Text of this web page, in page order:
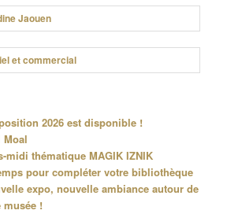
2026 est disponible !
Moal
midi thématique MAGIK IZNIK
pour compléter votre bibliothèque
expo, nouvelle ambiance autour de
!